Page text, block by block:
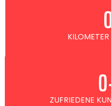
ZUFRIEDENE 0